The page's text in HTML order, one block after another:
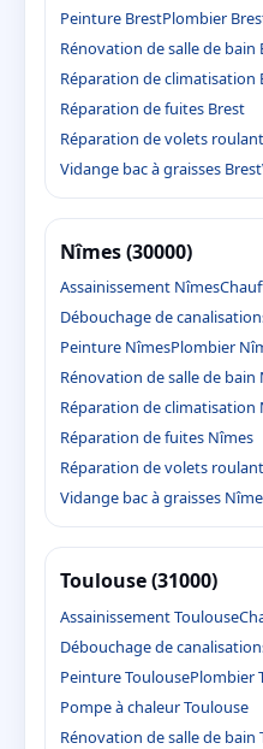
Peinture BrestPlombier
Rénovation de salle de bain
Réparation de climatisation
Réparation de fuites Brest
Réparation de volets
Vidange bac à graisses Brest
Nîmes (30000)
Assainissement Nîmes
Débouchage de
Peinture NîmesPlombier
Rénovation de salle de bain
Réparation de climatisation
Réparation de fuites Nîmes
Réparation de volets
Vidange bac à graisses
Toulouse (31000)
Assainissement Toulouse
Débouchage de
Peinture ToulousePlombier
Pompe à chaleur Toulouse
Rénovation de salle de bain